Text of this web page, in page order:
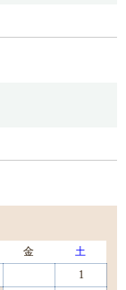
金
土
1